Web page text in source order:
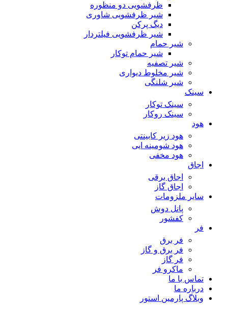
ظرفشویی دو منظوره
شیر ظرفشویی شاوری
دیگ پرکن
شیر ظرفشویی فیلتردار
شیر حمام
شیر حمام توکار
شیر تصفیه
شیر مخلوط دیواری
شیر شلنگی
سینک
سینک توکار
سینک روکار
هود
هود زیر كابینتی
هود شومینه ایی
هود مخفى
اجاق
اجاق برقى
اجاق گاز
سایر ملزومات
پانل دوش
کفشور
فر
فر برق
فر برق و گاز
فر گاز
ماكرو فر
تماس با ما
درباره ما
وبلاگ پارمین استور